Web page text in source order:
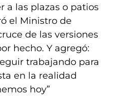
a las plazas o patios
el Ministro de
de las versiones
hecho. Y agregó:
trabajando para
en la realidad
hoy”